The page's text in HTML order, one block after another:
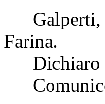
Galperti,
Farina.
Dichiaro